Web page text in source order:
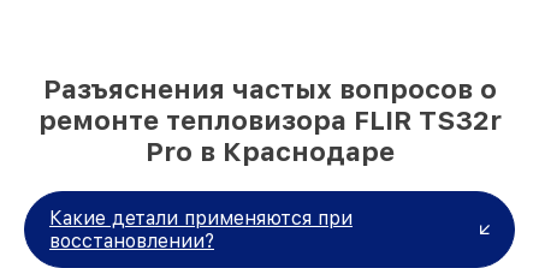
Разъяснения частых вопросов о
ремонте тепловизора FLIR TS32r
Pro в Краснодаре
Какие детали применяются при
восстановлении?